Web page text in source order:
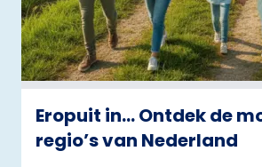
Eropuit in… Ontdek de
regio’s van Nederland